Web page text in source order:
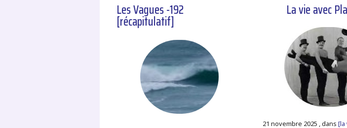
Les Vagues -192
[récapitulatif]
La vie avec
21 novembre 2025 , dans[la